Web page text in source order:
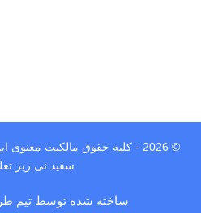
© 2026 - کلیه حقوق مالکیت
سفید نی ریز
ساخته شده توسط تیم